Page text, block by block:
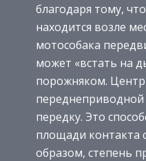
благодаря тому,
находится возле
мотособака
может «встать на
порожняком. Центр
передку. Это
площади контакта
образом, степень